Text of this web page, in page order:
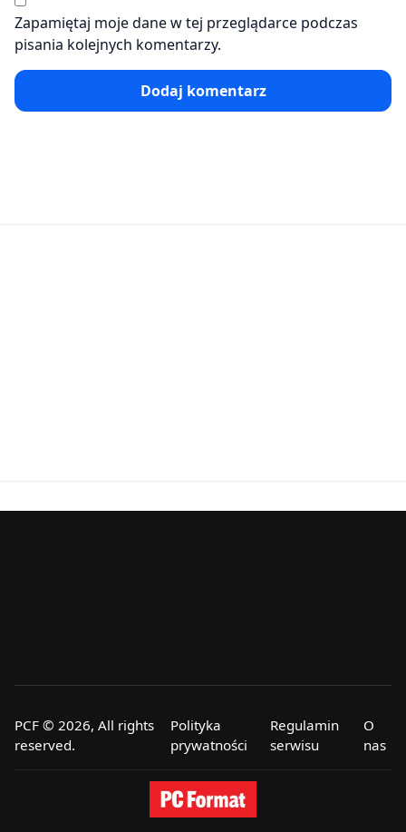
Zapamiętaj moje dane w tej przeglądarce podczas
pisania kolejnych komentarzy.
Dodaj komentarz
PCF © 2026, All rights
reserved.
Polityka
prywatności
Regulamin
serwisu
O
nas